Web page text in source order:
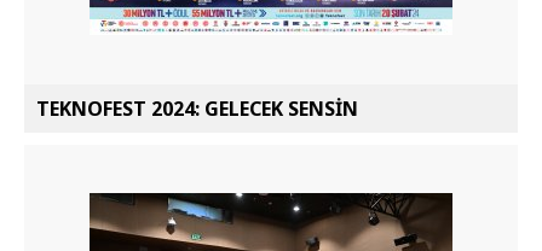
TEKNOFEST 2024: GELECEK SENSİN